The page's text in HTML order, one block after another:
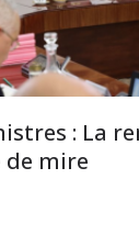
: La
de mire